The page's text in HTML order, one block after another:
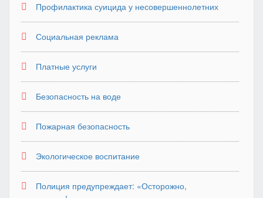
Профилактика суицида у несовершеннолетних
Социальная реклама
Платные услуги
Безопасность на воде
Пожарная безопасность
Экологическое воспитание
Полиция предупреждает: «Осторожно,